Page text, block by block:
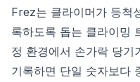
Frez는 클라이머가 등척
록하도록 돕는 클라이밍
정 환경에서 손가락 당기
기록하면 단일 숫자보다